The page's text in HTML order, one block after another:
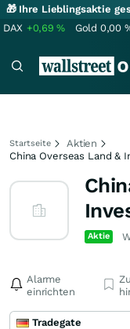
🎁 Ihre Lieblingsaktie
DAX +0,69% Gold 0,00
Startseite
Aktien
China Overseas Land &
Aktie
Alarme
einrichten
Tradegate